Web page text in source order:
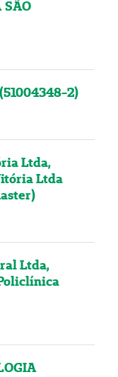
SÃO
2)
Ltda,
Ltda
Ltda,